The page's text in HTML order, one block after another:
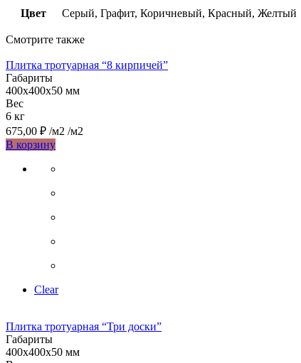
Цвет Серый, Графит, Коричневый, Красный, Желтый
Смотрите также
Плитка тротуарная “8 кирпичей”
Габариты
400х400х50 мм
Вес
6 кг
675,00 ₽ /м2 /м2
В корзинуЭтот
имеет
вариаций.
можно
на
Clear
Плитка тротуарная “Три доски”
Габариты
400х400х50 мм